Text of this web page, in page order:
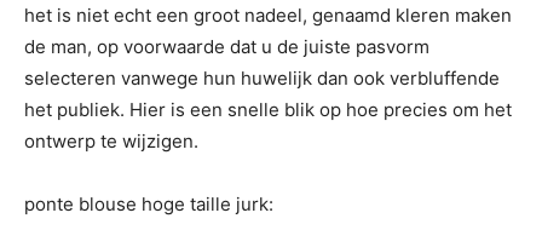
het is niet echt een groot nadeel, genaamd kleren maken
de man, op voorwaarde dat u de juiste pasvorm
selecteren vanwege hun huwelijk dan ook verbluffende
het publiek. Hier is een snelle blik op hoe precies om het
ontwerp te wijzigen.
ponte blouse hoge taille jurk: